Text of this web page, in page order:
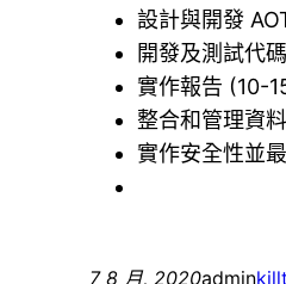
設計與開發
開發及測試代
實作報告 (10-
整合和管理資
實作安全性並
7 8 月, 2020admin